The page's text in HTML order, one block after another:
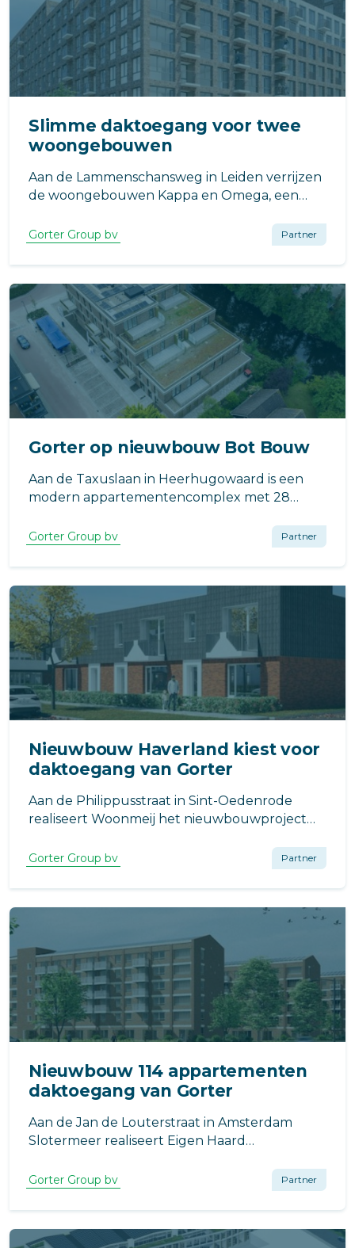
Slimme daktoegang voor twee
woongebouwen
Aan de Lammenschansweg in Leiden verrijzen
de woongebouwen Kappa en Omega, een
transformatie van de Lammenschansdriehoek.
Gorter Group bv Partner
Gorter op nieuwbouw Bot Bouw
Aan de Taxuslaan in Heerhugowaard is een
modern appartementencomplex met 28
afkomstig van Studio S3 en de bouw werd
uitgevoerd door Bot Bouw in opdracht van
Groen & Groen Vastgoed.
Gorter Group bv Partner
Nieuwbouw Haverland kiest voor
daktoegang van Gorter
Aan de Philippusstraat in Sint-Oedenrode
realiseert Woonmeij het nieuwbouwproject
Het project is ontworpen door Beusen
Architecten en wordt gebouwd door Van der
Heijden Bouw en Ontwikkeling.
Gorter Group bv Partner
Nieuwbouw 114 appartementen
daktoegang van Gorter
Aan de Jan de Louterstraat in Amsterdam
Slotermeer realiseert Eigen Haard
appartementen. Het project is ontworpen
door Berger Barnett Architecten en wordt
gebouwd door KBK Bouwgroep.
Gorter Group bv Partner